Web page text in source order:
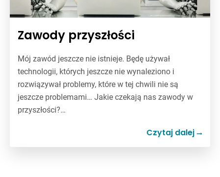
Zawody przyszłości
Mój zawód jeszcze nie istnieje. Będę używał
technologii, których jeszcze nie wynaleziono i
rozwiązywał problemy, które w tej chwili nie są
jeszcze problemami… Jakie czekają nas zawody w
przyszłości?…
Czytaj dalej